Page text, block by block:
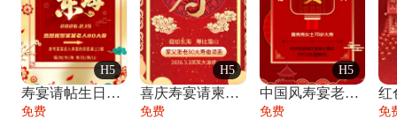
H5
寿宴请帖生日宴邀请函老人寿星生日快乐祝寿
免费
H5
喜庆寿宴请柬老人生日宴会邀请函请柬过大寿
免费
H5
中国风寿宴老人生日宴会邀请函寿宴请帖请柬
免费 免